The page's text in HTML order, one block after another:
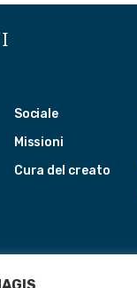
Sociale
Missioni
Cura del creato